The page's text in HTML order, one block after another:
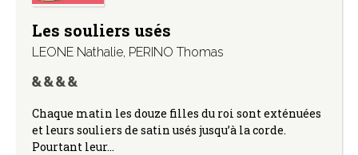
Les souliers usés
LEONE Nathalie, PERINO Thomas
Chaque matin les douze filles du roi sont exténuées
et leurs souliers de satin usés jusqu’à la corde.
Pourtant leur…